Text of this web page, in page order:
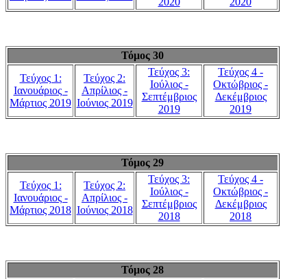
Τόμος 30
Τεύχος 1:
Ιανουάριος -
Μάρτιος 2019
Τεύχος 2:
Απρίλιος -
Ιούνιος 2019
Τεύχος 3:
Ιούλιος -
Σεπτέμβριος
2019
Τεύχος 4 -
Οκτώβριος -
Δεκέμβριος
2019
Τόμος 29
Τεύχος 1:
Ιανουάριος -
Μάρτιος 2018
Τεύχος 2:
Απρίλιος -
Ιούνιος 2018
Τεύχος 3:
Ιούλιος -
Σεπτέμβριος
2018
Τεύχος 4 -
Οκτώβριος -
Δεκέμβριος
2018
Τόμος 28